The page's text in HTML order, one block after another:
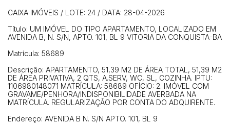
CAIXA IMÓVEIS / LOTE: 24 / DATA: 28-04-2026
Título: UM IMÓVEL DO TIPO APARTAMENTO, LOCALIZADO EM
AVENIDA B, N. S/N, APTO. 101, BL 9 VITORIA DA CONQUISTA-BA
Matrícula: 58689
Descrição: APARTAMENTO, 51,39 M2 DE ÁREA TOTAL, 51,39 M2
DE ÁREA PRIVATIVA, 2 QTS, A.SERV, WC, SL, COZINHA. IPTU:
1106980148071 MATRÍCULA: 58689 OFÍCIO: 2. IMÓVEL COM
GRAVAME/PENHORA/INDISPONIBILIDADE AVERBADA NA
MATRÍCULA. REGULARIZAÇÃO POR CONTA DO ADQUIRENTE.
Endereço: AVENIDA B N. S/N APTO. 101, BL 9